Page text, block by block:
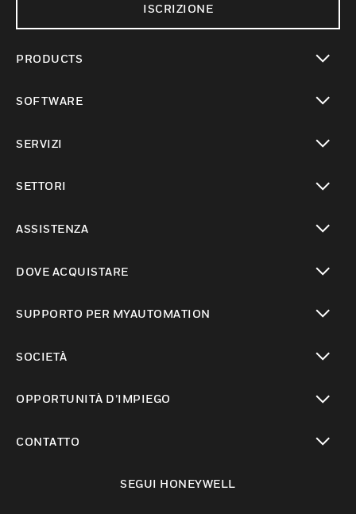
ISCRIZIONE
PRODUCTS
SOFTWARE
SERVIZI
SETTORI
ASSISTENZA
DOVE ACQUISTARE
SUPPORTO PER MYAUTOMATION
SOCIETÀ
OPPORTUNITÀ D’IMPIEGO
CONTATTO
SEGUI HONEYWELL